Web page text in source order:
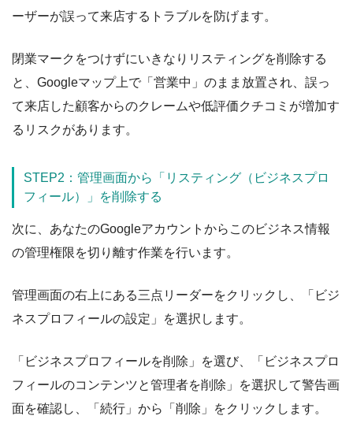
ーザーが誤って来店するトラブルを防げます。
閉業マークをつけずにいきなりリスティングを削除する
と、Googleマップ上で「営業中」のまま放置され、誤っ
て来店した顧客からのクレームや低評価クチコミが増加す
るリスクがあります。
STEP2：管理画面から「リスティング（ビジネスプロ
フィール）」を削除する
次に、あなたのGoogleアカウントからこのビジネス情報
の管理権限を切り離す作業を行います。
管理画面の右上にある三点リーダーをクリックし、「ビジ
ネスプロフィールの設定」を選択します。
「ビジネスプロフィールを削除」を選び、「ビジネスプロ
フィールのコンテンツと管理者を削除」を選択して警告画
面を確認し、「続行」から「削除」をクリックします。